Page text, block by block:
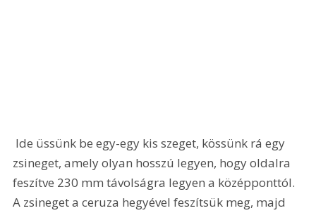
zsineget, amely olyan hosszú legyen, hogy oldalra
feszítve 230 mm távolságra legyen a középponttól.
A zsineget a ceruza hegyével feszítsük meg, majd